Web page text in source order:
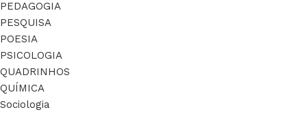
PEDAGOGIA
PESQUISA
POESIA
PSICOLOGIA
QUADRINHOS
QUÍMICA
Sociologia